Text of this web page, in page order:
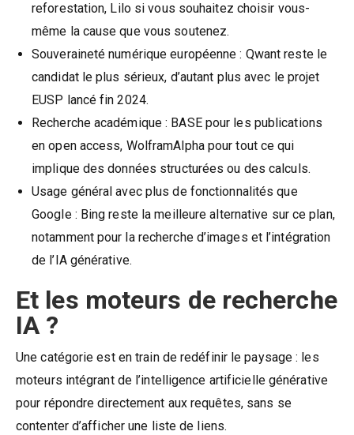
reforestation, Lilo si vous souhaitez choisir vous-
même la cause que vous soutenez.
Souveraineté numérique européenne : Qwant reste le
candidat le plus sérieux, d’autant plus avec le projet
EUSP lancé fin 2024.
Recherche académique : BASE pour les publications
en open access, WolframAlpha pour tout ce qui
implique des données structurées ou des calculs.
Usage général avec plus de fonctionnalités que
Google : Bing reste la meilleure alternative sur ce plan,
notamment pour la recherche d’images et l’intégration
de l’IA générative.
Et les moteurs de recherche
IA ?
Une catégorie est en train de redéfinir le paysage : les
moteurs intégrant de l’intelligence artificielle générative
pour répondre directement aux requêtes, sans se
contenter d’afficher une liste de liens.